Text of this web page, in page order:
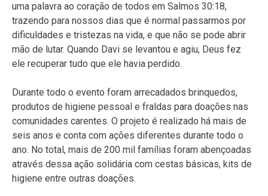
uma palavra ao coração de todos em Salmos 30:18,
trazendo para nossos dias que é normal passarmos por
dificuldades e tristezas na vida, e que não se pode abrir
mão de lutar. Quando Davi se levantou e agiu, Deus fez
ele recuperar tudo que ele havia perdido.
Durante todo o evento foram arrecadados brinquedos,
produtos de higiene pessoal e fraldas para doações nas
comunidades carentes. O projeto é realizado há mais de
seis anos e conta com ações diferentes durante todo o
ano. No total, mais de 200 mil famílias foram abençoadas
através dessa ação solidária com cestas básicas, kits de
higiene entre outras doações.